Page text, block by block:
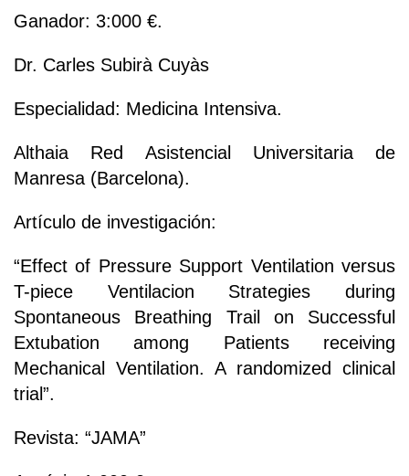
Ganador: 3:000 €.
Dr. Carles Subirà Cuyàs
Especialidad: Medicina Intensiva.
Althaia Red Asistencial Universitaria de
Manresa (Barcelona).
Artículo de investigación:
“Effect of Pressure Support Ventilation versus
T-piece Ventilacion Strategies during
Spontaneous Breathing Trail on Successful
Extubation among Patients receiving
Mechanical Ventilation. A randomized clinical
trial”.
Revista: “JAMA”